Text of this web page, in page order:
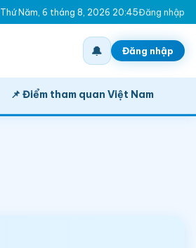
Thứ Năm, 6 tháng 8, 2026 20:45Đăng nhập
🔔 Đăng nhập
📌 Điểm tham quan Việt Nam